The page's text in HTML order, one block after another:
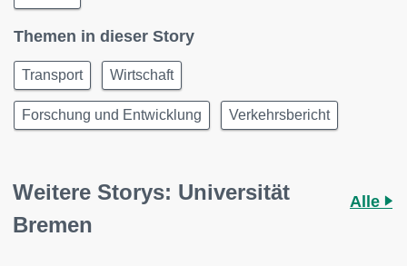
Themen in dieser Story
Transport Wirtschaft
Forschung und Entwicklung Verkehrsbericht
Weitere Storys: Universität
Bremen
Alle